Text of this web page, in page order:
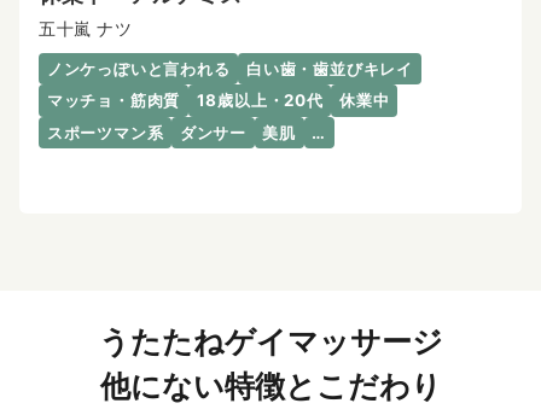
五十嵐 ナツ
ノンケっぽいと言われる
白い歯・歯並びキレイ
マッチョ・筋肉質
18歳以上・20代
休業中
スポーツマン系
ダンサー 美肌 …
うたたねゲイマッサージ
他にない特徴とこだわり